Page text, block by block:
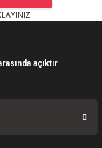
açıktır